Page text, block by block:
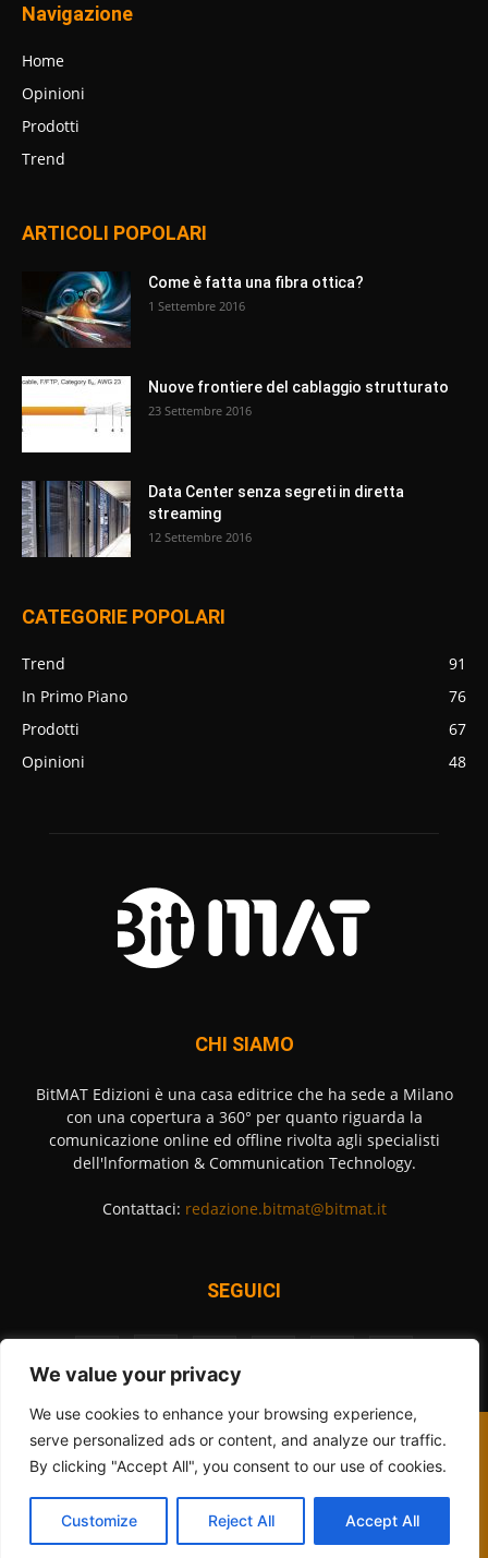
We value your privacy
We use cookies to enhance your browsing experience,
serve personalized ads or content, and analyze our traffic.
By clicking "Accept All", you consent to our use of cookies.
Customize Reject All Accept All
Navigazione
Home
Opinioni
Prodotti
Trend
ARTICOLI POPOLARI
Come è fatta una fibra ottica?
1 Settembre 2016
Nuove frontiere del cablaggio strutturato
23 Settembre 2016
Data Center senza segreti in diretta
streaming
12 Settembre 2016
CATEGORIE POPOLARI
Trend
91
In Primo Piano
76
Prodotti
67
Opinioni
48
CHI SIAMO
BitMAT Edizioni è una casa editrice che ha sede a Milano
con una copertura a 360° per quanto riguarda la
comunicazione online ed offline rivolta agli specialisti
dell'lnformation & Communication Technology.
Contattaci: redazione.bitmat@bitmat.it
SEGUICI
Contattaci Cookies Policy Privacy Policy Redazione
© 2012 - 2026 - BitMAT Edizioni - P.Iva 09091900960 - tutti i diritti
riservati
Iscrizione al tribunale di Milano n° 295 del 28-11-2018
Testata giornalistica iscritta al ROC